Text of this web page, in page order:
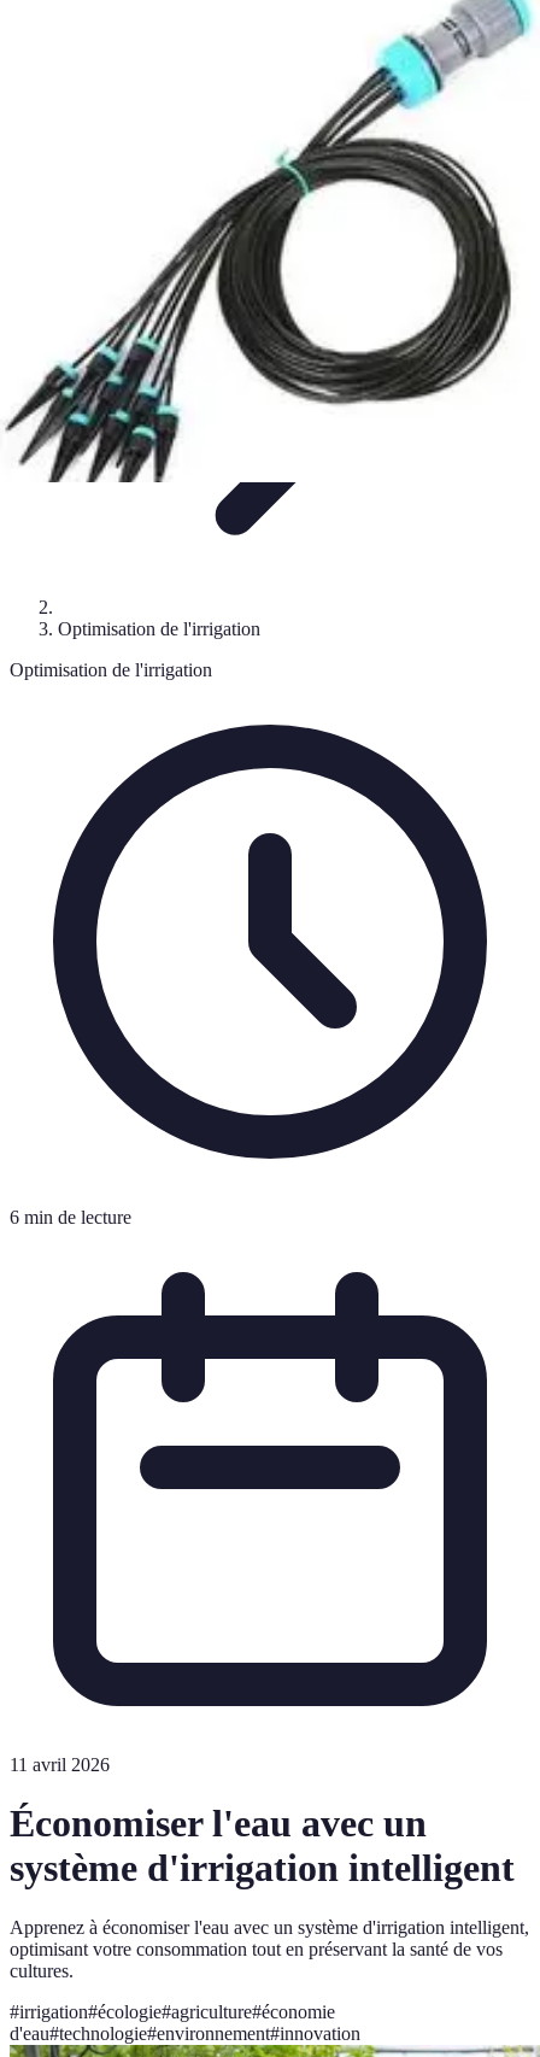
Installation et
Optimisation de l'irrigation
Optimisation de l'irrigation
6 min de lecture
11 avril 2026
Économiser l'eau avec un
système d'irrigation intelligent
Apprenez à économiser l'eau avec un système d'irrigation intelligent,
optimisant votre consommation tout en préservant la santé de vos
cultures.
#irrigation#écologie#agriculture#économie
d'eau#technologie#environnement#innovation